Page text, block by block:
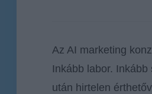
Az AI marketing
Inkább labor.
után hirtelen